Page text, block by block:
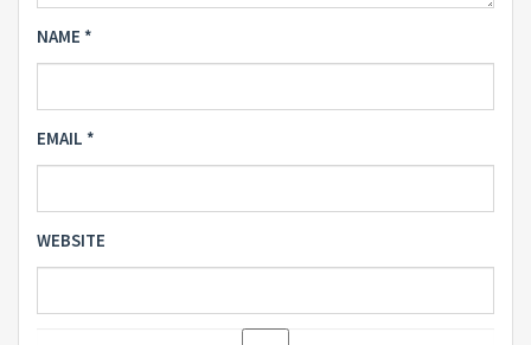
NAME *
EMAIL *
WEBSITE